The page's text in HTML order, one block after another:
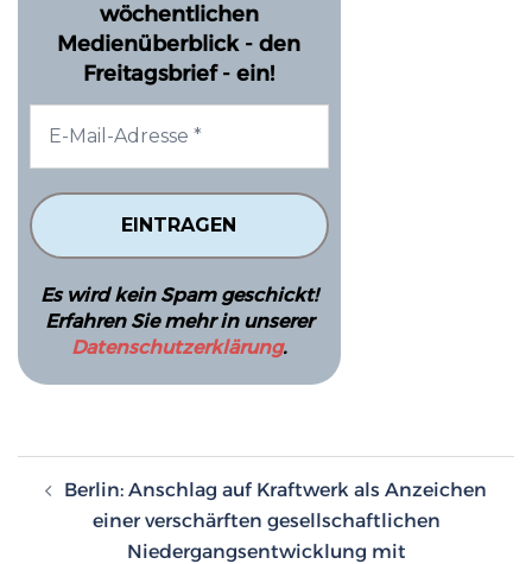
wöchentlichen
Medienüberblick - den
Freitagsbrief - ein!
Es wird kein Spam geschickt!
Erfahren Sie mehr in unserer
Datenschutzerklärung.
Berlin: Anschlag auf Kraftwerk als Anzeichen
einer verschärften gesellschaftlichen
Niedergangsentwicklung mit